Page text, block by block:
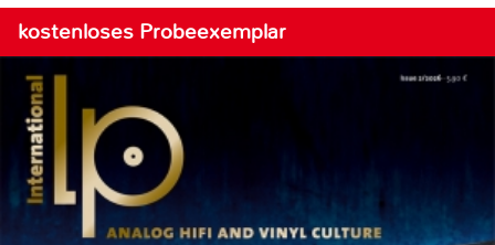
kostenloses Probeexemplar